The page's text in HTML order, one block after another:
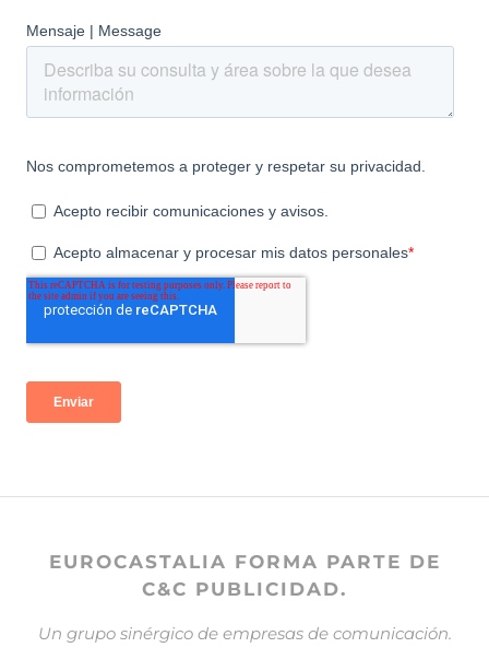
EUROCASTALIA FORMA PARTE DE
C&C PUBLICIDAD.
Un grupo sinérgico de empresas de comunicación.